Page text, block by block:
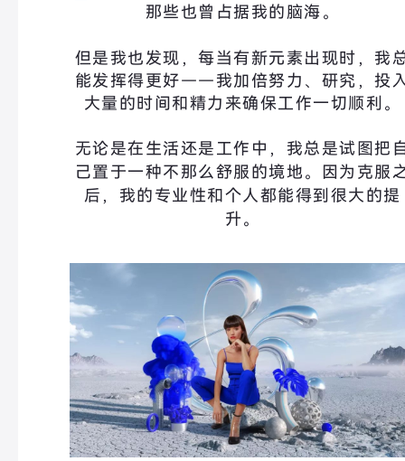
那些也曾占据我的脑海。
但是我也发现，每当有新元素出现时，我
能发挥得更好——我加倍努力、研究，投
大量的时间和精力来确保工作一切顺利。
无论是在生活还是工作中，我总是试图把
己置于一种不那么舒服的境地。因为克服
后，我的专业性和个人都能得到很大的提
升。